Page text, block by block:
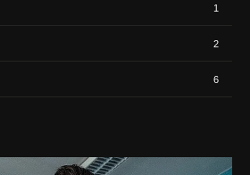
1
2
6